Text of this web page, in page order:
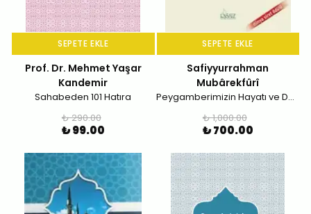
SEPETE EKLE
Prof. Dr. Mehmet Yaşar
Kandemir
Sahabeden 101 Hatıra
₺ 290.00
₺ 99.00
SEPETE EKLE
Safiyyurrahman
Mubârekfûrî
Peygamberimizin Hayatı ve Daveti
₺ 1,000.00
₺ 700.00